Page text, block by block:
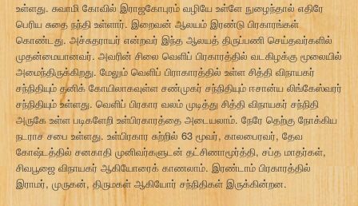
உள்ளது. சுவாமி கோவில் இராஜகோபுரம் வழியே உள்ளே நுழைந்தால் எதிரே
பெரிய சுதை நந்தி உள்ளார். இறைவன் ஆலயம் இரண்டு பிரகாரங்கள்
கொண்டது. அச்சுதராயர் என்றவர் இந்த ஆலயத் திருப்பணி செய்தவர்களில்
முதன்மையானவர். அவரின் சிலை வெளிப் பிரகாரத்தில் வடகிழக்கு மூலையில்
அமைந்திருக்கிறது. மேலும் வெளிப் பிராகாரத்தில் உள்ள சித்தி விநாயகர்
சந்நிதியும் தனிக் கோயிலாகவுள்ள சண்முகர் சந்நிதியும் ஈசான்ய லிங்கேஸ்வரர்
சந்நிதியும் உள்ளது. வெளிப் பிரகார வலம் முடித்து சித்தி விநாயகர் சந்நிதி
அருகே உள்ள படிகளேறி உள்பிரகாரத்தை அடையலாம். நேரே தெற்கு நோக்கிய
நடராச சபை உள்ளது. உள்பிரகார சுற்றில் 63 மூவர், காலபைரவர், தேவ
கோஷ்டத்தில் சனகாதி முனிவர்களுடன் தட்சிணாமூர்த்தி, சப்த மாதர்கள்,
சிவபூஜை விநாயகர் ஆகியோரைக் காணலாம். இரண்டாம் பிரகாரத்தில்
இராமர், முருகன், திருமகள் ஆகியோர் சந்நிதிகள் இருக்கின்றன.